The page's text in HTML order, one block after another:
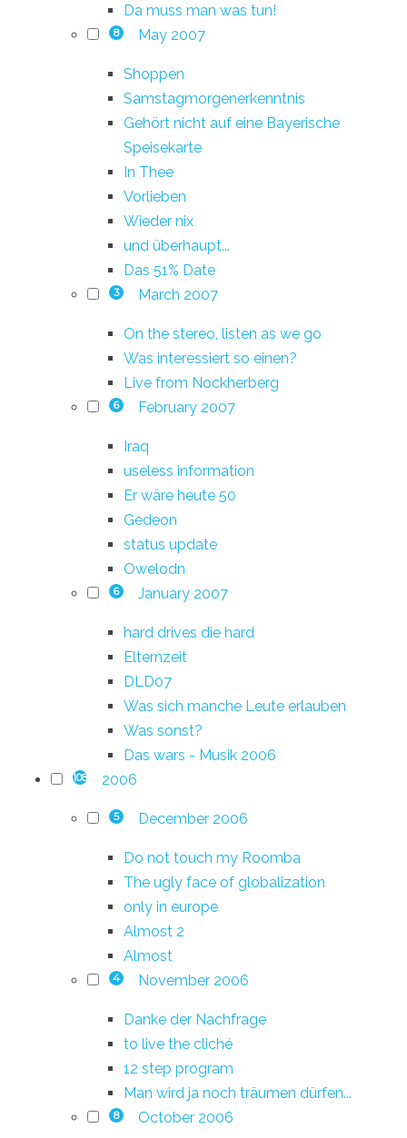
Da muss man was tun!
8 May 2007
Shoppen
Samstagmorgenerkenntnis
Gehört nicht auf eine Bayerische
Speisekarte
In Thee
Vorlieben
Wieder nix
und überhaupt...
Das 51% Date
3 March 2007
On the stereo, listen as we go
Was interessiert so einen?
Live from Nockherberg
6 February 2007
Iraq
useless information
Er wäre heute 50
Gedeon
status update
Owelodn
6 January 2007
hard drives die hard
Elternzeit
DLD07
Was sich manche Leute erlauben
Was sonst?
Das wars - Musik 2006
108 2006
5 December 2006
Do not touch my Roomba
The ugly face of globalization
only in europe
Almost 2
Almost
4 November 2006
Danke der Nachfrage
to live the cliché
12 step program
Man wird ja noch träumen dürfen...
8 October 2006